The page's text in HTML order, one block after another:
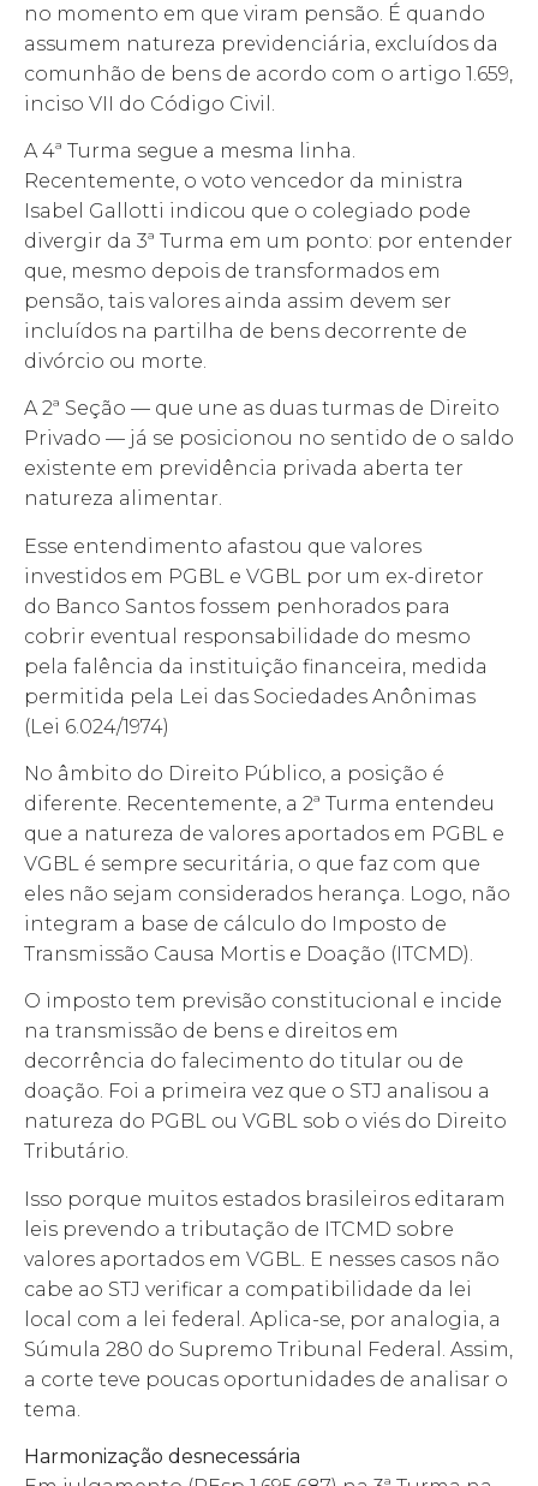
no momento em que viram pensão. É quando
assumem natureza previdenciária, excluídos da
comunhão de bens de acordo com o artigo 1.659,
inciso VII do Código Civil.
A 4ª Turma segue a mesma linha.
Recentemente, o voto vencedor da ministra
Isabel Gallotti indicou que o colegiado pode
divergir da 3ª Turma em um ponto: por entender
que, mesmo depois de transformados em
pensão, tais valores ainda assim devem ser
incluídos na partilha de bens decorrente de
divórcio ou morte.
A 2ª Seção — que une as duas turmas de Direito
Privado — já se posicionou no sentido de o saldo
existente em previdência privada aberta ter
natureza alimentar.
Esse entendimento afastou que valores
investidos em PGBL e VGBL por um ex-diretor
do Banco Santos fossem penhorados para
cobrir eventual responsabilidade do mesmo
pela falência da instituição financeira, medida
permitida pela Lei das Sociedades Anônimas
(Lei 6.024/1974)
No âmbito do Direito Público, a posição é
diferente. Recentemente, a 2ª Turma entendeu
que a natureza de valores aportados em PGBL e
VGBL é sempre securitária, o que faz com que
eles não sejam considerados herança. Logo, não
integram a base de cálculo do Imposto de
Transmissão Causa Mortis e Doação (ITCMD).
O imposto tem previsão constitucional e incide
na transmissão de bens e direitos em
decorrência do falecimento do titular ou de
doação. Foi a primeira vez que o STJ analisou a
natureza do PGBL ou VGBL sob o viés do Direito
Tributário.
Isso porque muitos estados brasileiros editaram
leis prevendo a tributação de ITCMD sobre
valores aportados em VGBL. E nesses casos não
cabe ao STJ verificar a compatibilidade da lei
local com a lei federal. Aplica-se, por analogia, a
Súmula 280 do Supremo Tribunal Federal. Assim,
a corte teve poucas oportunidades de analisar o
tema.
Harmonização desnecessária